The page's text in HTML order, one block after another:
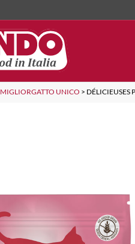
MIGLIORGATTO UNICO > DÉLICIEUSES